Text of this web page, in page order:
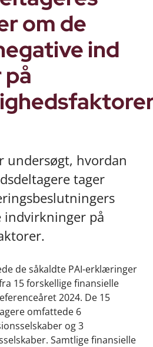
om de
ind
undersøgt, hvordan
tager
indvirkninger på
de såkaldte PAI-erklæringer
15 forskellige finansielle
2024. De 15
omfattede 6
og 3
Samtlige finansielle